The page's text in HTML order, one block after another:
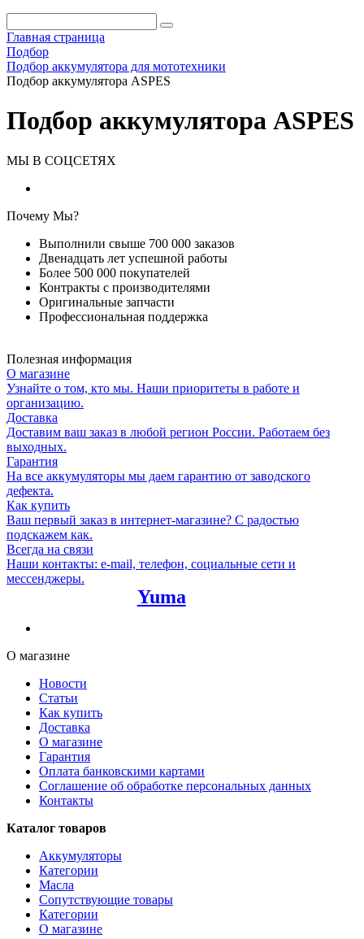
Главная страница
Подбор
Подбор аккумулятора для мототехники
Подбор аккумулятора ASPES
Подбор аккумулятора ASPES
МЫ В СОЦСЕТЯХ
Почему Мы?
Выполнили свыше 700 000 заказов
Двенадцать лет успешной работы
Более 500 000 покупателей
Контракты с производителями
Оригинальные запчасти
Профессиональная поддержка
Полезная информация
О магазине
Узнайте о том, кто мы. Наши приоритеты в работе и
организацию.
Доставка
Доставим ваш заказ в любой регион России. Работаем без
выходных.
Гарантия
На все аккумуляторы мы даем гарантию от заводского
дефекта.
Как купить
Ваш первый заказ в интернет-магазине? С радостью
подскажем как.
Всегда на связи
Наши контакты: e-mail, телефон, социальные сети и
мессенджеры.
Yuma
О магазине
Новости
Статьи
Как купить
Доставка
О магазине
Гарантия
Оплата банковскими картами
Соглашение об обработке персональных данных
Контакты
Каталог товаров
Аккумуляторы
Категории
Масла
Сопутствующие товары
Категории
О магазине